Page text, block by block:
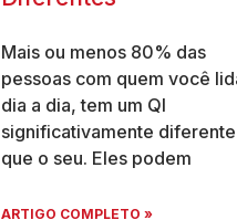
Mais ou menos 80% das
pessoas com quem você
dia a dia, tem um QI
significativamente
que o seu. Eles podem
ARTIGO COMPLETO »